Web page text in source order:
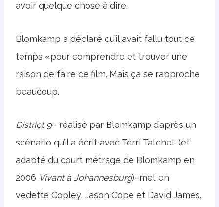
avoir quelque chose à dire.
Blomkamp a déclaré qu’il avait fallu tout ce
temps «pour comprendre et trouver une
raison de faire ce film. Mais ça se rapproche
beaucoup.
District 9– réalisé par Blomkamp d’après un
scénario qu’il a écrit avec Terri Tatchell (et
adapté du court métrage de Blomkamp en
2006 Vivant à Johannesburg)–met en
vedette Copley, Jason Cope et David James.